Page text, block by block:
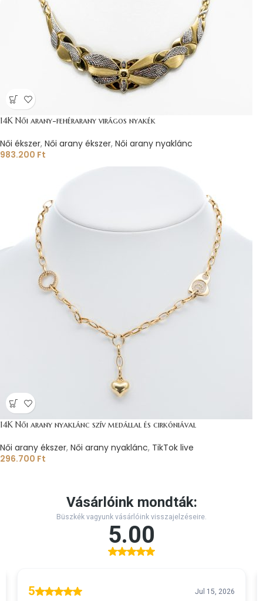
14K Női arany-fehérarany virágos nyakék
Női ékszer, Női arany ékszer, Női arany nyaklánc
983.200 Ft
14K Női arany nyaklánc szív medállal és cirkóniával
Női arany ékszer, Női arany nyaklánc, TikTok live
296.700 Ft